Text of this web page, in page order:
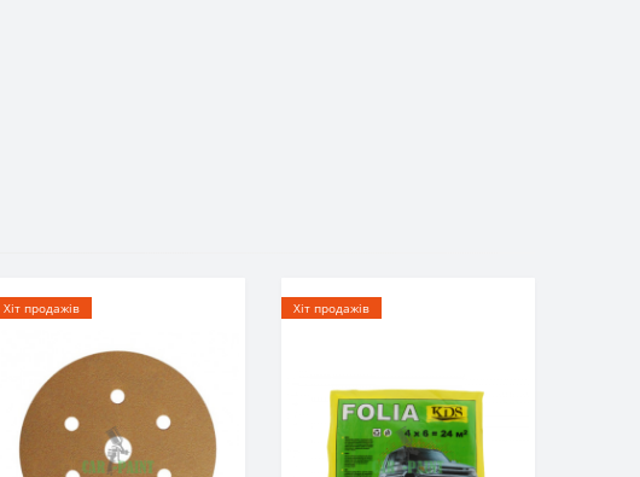
Хіт продажів Хіт продажів